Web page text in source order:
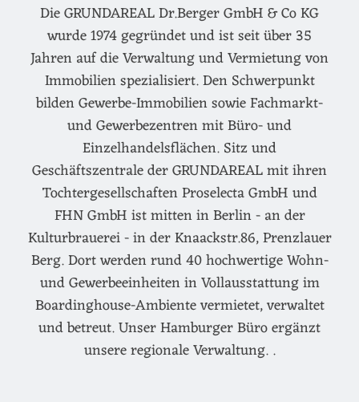
Die GRUNDAREAL Dr.Berger GmbH & Co KG
wurde 1974 gegründet und ist seit über 35
Jahren auf die Verwaltung und Vermietung von
Immobilien spezialisiert. Den Schwerpunkt
bilden Gewerbe-Immobilien sowie Fachmarkt-
und Gewerbezentren mit Büro- und
Einzelhandelsflächen. Sitz und
Geschäftszentrale der GRUNDAREAL mit ihren
Tochtergesellschaften Proselecta GmbH und
FHN GmbH ist mitten in Berlin - an der
Kulturbrauerei - in der Knaackstr.86, Prenzlauer
Berg. Dort werden rund 40 hochwertige Wohn-
und Gewerbeeinheiten in Vollausstattung im
Boardinghouse-Ambiente vermietet, verwaltet
und betreut. Unser Hamburger Büro ergänzt
unsere regionale Verwaltung. .